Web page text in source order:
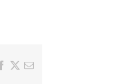
Facebook
X Email